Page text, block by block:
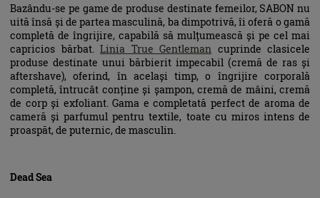
Bazându-se pe game de produse destinate femeilor, SABON nu
uită însă și de partea masculină, ba dimpotrivă, îi oferă o gamă
completă de îngrijire, capabilă să mulțumească și pe cel mai
capricios bărbat. Linia True Gentleman cuprinde clasicele
produse destinate unui bărbierit impecabil (cremă de ras și
aftershave), oferind, în același timp, o îngrijire corporală
completă, întrucât conține și șampon, cremă de mâini, cremă
de corp și exfoliant. Gama e completată perfect de aroma de
cameră și parfumul pentru textile, toate cu miros intens de
proaspăt, de puternic, de masculin.
Dead Sea